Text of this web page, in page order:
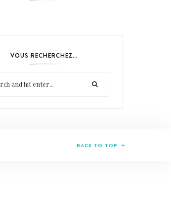
VOUS RECHERCHEZ…
BACK TO TOP